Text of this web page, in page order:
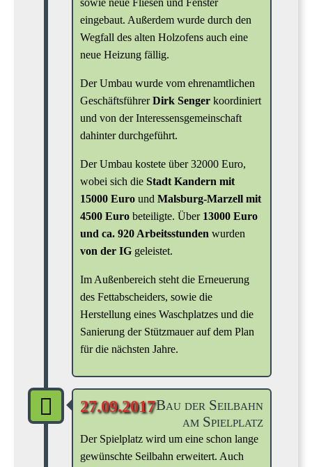
sowie neue Fliesen und Fenster
eingebaut. Außerdem wurde durch den
Wegfall des alten Holzofens auch eine
neue Heizung fällig.
Der Umbau wurde vom ehrenamtlichen
GeschäftsführerDirk Senger koordiniert
und von der Interessensgemeinschaft
dahinter durchgeführt.
Der Umbau kostete über 32000 Euro,
wobei sich die Stadt Kandern mit
15000 Euro und Malsburg-Marzell mit
4500 Euro beteiligte. Über 13000 Euro
und ca. 920 Arbeitsstunden wurden
von der IG geleistet.
Im Außenbereich steht die Erneuerung
des Fettabscheiders, sowie die
Herstellung eines Waschplatzes und die
Sanierung der Stützmauer auf dem Plan
für die nächsten Jahre.
27.09.2017Bau der Seilbahn
am Spielplatz
Der Spielplatz wird um eine schon lange
gewünschte Seilbahn erweitert. Auch